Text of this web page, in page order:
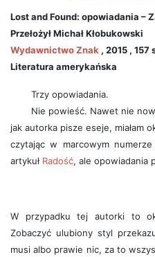
Lost and Found: opowiadania –
Przełożył Michał Kłobukowski
Wydawnictwo Znak , 2015 , 157
Literatura amerykańska
Trzy opowiadania.
Nie powieść. Nawet nie
jak autorka pisze eseje, miałam
czytając w marcowym
artykuł Radość, ale opowiadania
W przypadku tej autorki to
Zobaczyć ulubiony styl
musi albo prawie nic, za to